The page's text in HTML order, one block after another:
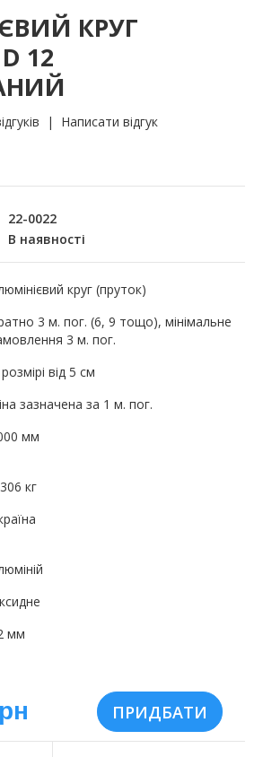
КРУГ
12
| Написати відгук
22-0022
В наявності
круг (пруток)
3 м. пог. (6, 9 тощо), мінімальне
3 м. пог.
від 5 см
зазначена за 1 м. пог.
мм
кг
мм